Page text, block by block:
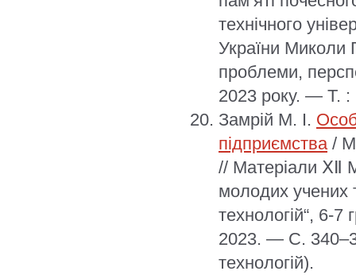
технічного
України Миколи
проблеми,
2023 року. — Т.
Замрій М. І.
підприємства /
// Матеріали ⅩⅡ
молодих учених
технологій“,
2023. — С.
технологій).